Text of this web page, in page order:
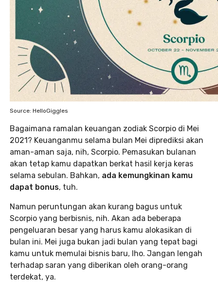
Source: HelloGiggles
Bagaimana ramalan keuangan zodiak Scorpio di Mei
2021? Keuanganmu selama bulan Mei diprediksi akan
aman-aman saja, nih, Scorpio. Pemasukan bulanan
akan tetap kamu dapatkan berkat hasil kerja keras
selama sebulan. Bahkan, ada kemungkinan kamu
dapat bonus, tuh.
Namun peruntungan akan kurang bagus untuk
Scorpio yang berbisnis, nih. Akan ada beberapa
pengeluaran besar yang harus kamu alokasikan di
bulan ini. Mei juga bukan jadi bulan yang tepat bagi
kamu untuk memulai bisnis baru, lho. Jangan lengah
terhadap saran yang diberikan oleh orang-orang
terdekat, ya.